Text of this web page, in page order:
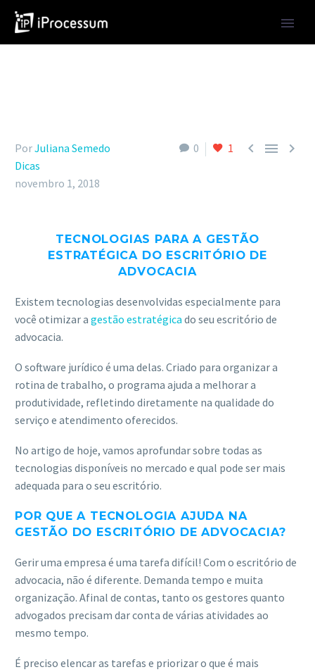
ACESSE
0 1   
PorJuliana Semedo
Dicas
novembro 1, 2018
TECNOLOGIAS PARA A GESTÃO
ESTRATÉGICA DO ESCRITÓRIO DE
ADVOCACIA
Existem tecnologias desenvolvidas especialmente para
você otimizar a gestão estratégica do seu escritório de
advocacia.
O software jurídico é uma delas. Criado para organizar a
rotina de trabalho, o programa ajuda a melhorar a
produtividade, refletindo diretamente na qualidade do
serviço e atendimento oferecidos.
No artigo de hoje, vamos aprofundar sobre todas as
tecnologias disponíveis no mercado e qual pode ser mais
adequada para o seu escritório.
POR QUE A TECNOLOGIA AJUDA NA
GESTÃO DO ESCRITÓRIO DE ADVOCACIA?
Gerir uma empresa é uma tarefa difícil! Com o escritório de
advocacia, não é diferente. Demanda tempo e muita
organização. Afinal de contas, tanto os gestores quanto
advogados precisam dar conta de várias atividades ao
mesmo tempo.
É preciso elencar as tarefas e priorizar o que é mais